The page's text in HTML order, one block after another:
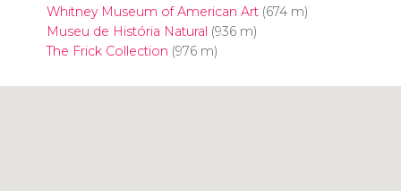
Whitney Museum of American Art(674 m)
Museu de História Natural (936 m)
The Frick Collection (976 m)